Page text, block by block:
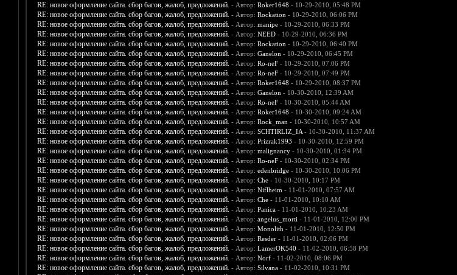
RE: новое оформление сайта. сбор багов, жалоб, предложений. - Автор: Roker1648 - 10-29-2010, 05:48 PM
RE: новое оформление сайта. сбор багов, жалоб, предложений. - Автор: Rockation - 10-29-2010, 06:06 PM
RE: новое оформление сайта. сбор багов, жалоб, предложений. - Автор: manipe- 10-29-2010, 06:33 PM
RE: новое оформление сайта. сбор багов, жалоб, предложений. - Автор: NEED- 10-29-2010, 06:36 PM
RE: новое оформление сайта. сбор багов, жалоб, предложений. - Автор: Rockation - 10-29-2010, 06:40 PM
RE: новое оформление сайта. сбор багов, жалоб, предложений. - Автор: Ganelon - 10-29-2010, 06:45 PM
RE: новое оформление сайта. сбор багов, жалоб, предложений. - Автор: Ro-neF- 10-29-2010, 07:06 PM
RE: новое оформление сайта. сбор багов, жалоб, предложений. - Автор: Ro-neF- 10-29-2010, 07:49 PM
RE: новое оформление сайта. сбор багов, жалоб, предложений. - Автор: Roker1648 - 10-29-2010, 08:37 PM
RE: новое оформление сайта. сбор багов, жалоб, предложений. - Автор: Ganelon - 10-30-2010, 12:39 AM
RE: новое оформление сайта. сбор багов, жалоб, предложений. - Автор: Ro-neF- 10-30-2010, 05:44 AM
RE: новое оформление сайта. сбор багов, жалоб, предложений. - Автор: Roker1648 - 10-30-2010, 09:24 AM
RE: новое оформление сайта. сбор багов, жалоб, предложений. - Автор: Rock_man - 10-30-2010, 10:57 AM
RE: новое оформление сайта. сбор багов, жалоб, предложений. - Автор: SCHTIRLIZ_IA- 10-30-2010, 11:37 AM
RE: новое оформление сайта. сбор багов, жалоб, предложений. - Автор: Prizrak1993 - 10-30-2010, 12:59 PM
RE: новое оформление сайта. сбор багов, жалоб, предложений. - Автор: malignancy- 10-30-2010, 01:34 PM
RE: новое оформление сайта. сбор багов, жалоб, предложений. - Автор: Ro-neF- 10-30-2010, 02:34 PM
RE: новое оформление сайта. сбор багов, жалоб, предложений. - Автор: edenbridge- 10-30-2010, 10:06 PM
RE: новое оформление сайта. сбор багов, жалоб, предложений. - Автор: Che- 10-30-2010, 10:17 PM
RE: новое оформление сайта. сбор багов, жалоб, предложений. - Автор: Niflheim - 11-01-2010, 07:57 AM
RE: новое оформление сайта. сбор багов, жалоб, предложений. - Автор: Che- 11-01-2010, 10:10 AM
RE: новое оформление сайта. сбор багов, жалоб, предложений. - Автор: Panica- 11-01-2010, 10:23 AM
RE: новое оформление сайта. сбор багов, жалоб, предложений. - Автор: angelus_morti - 11-01-2010, 12:00 PM
RE: новое оформление сайта. сбор багов, жалоб, предложений. - Автор: Monolith - 11-01-2010, 12:50 PM
RE: новое оформление сайта. сбор багов, жалоб, предложений. - Автор: Resder- 11-01-2010, 02:06 PM
RE: новое оформление сайта. сбор багов, жалоб, предложений. - Автор: LamerOK540 - 11-02-2010, 06:58 PM
RE: новое оформление сайта. сбор багов, жалоб, предложений. - Автор: Norf- 11-02-2010, 08:06 PM
RE: новое оформление сайта. сбор багов, жалоб, предложений. - Автор: Silvana- 11-02-2010, 10:31 PM